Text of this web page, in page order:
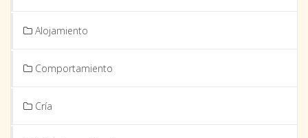
Alojamiento
Comportamiento
Cría